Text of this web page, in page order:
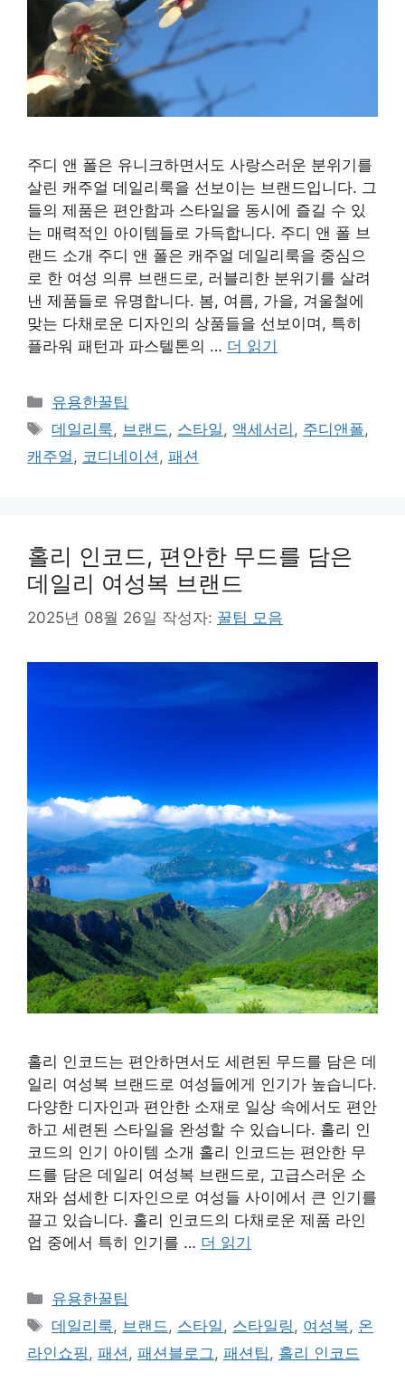
주디 앤 폴은 유니크하면서도 사랑스러운 분위기를
살린 캐주얼 데일리룩을 선보이는 브랜드입니다. 그
들의 제품은 편안함과 스타일을 동시에 즐길 수 있
는 매력적인 아이템들로 가득합니다. 주디 앤 폴 브
랜드 소개 주디 앤 폴은 캐주얼 데일리룩을 중심으
로 한 여성 의류 브랜드로, 러블리한 분위기를 살려
낸 제품들로 유명합니다. 봄, 여름, 가을, 겨울철에
맞는 다채로운 디자인의 상품들을 선보이며, 특히
플라워 패턴과 파스텔톤의 … 더 읽기
카
테
고
리
유용한꿀팁
태
그
데일리룩, 브랜드 , 스타일 , 액세서리 , 주디앤폴,
캐주얼 , 코디네이션 , 패션
홀리 인코드, 편안한 무드를 담은
데일리 여성복 브랜드
2025년 08월 26일 작성자: 꿀팁 모음
홀리 인코드는 편안하면서도 세련된 무드를 담은 데
일리 여성복 브랜드로 여성들에게 인기가 높습니다.
다양한 디자인과 편안한 소재로 일상 속에서도 편안
하고 세련된 스타일을 완성할 수 있습니다. 홀리 인
코드의 인기 아이템 소개 홀리 인코드는 편안한 무
드를 담은 데일리 여성복 브랜드로, 고급스러운 소
재와 섬세한 디자인으로 여성들 사이에서 큰 인기를
끌고 있습니다. 홀리 인코드의 다채로운 제품 라인
업 중에서 특히 인기를 … 더 읽기
카
테
리
유용한꿀팁
태
그
데일리룩, 브랜드, 스타일, 스타일링, 여성복, 온
라인쇼핑, 패션, 패션블로그, 패션팁, 홀리 인코드